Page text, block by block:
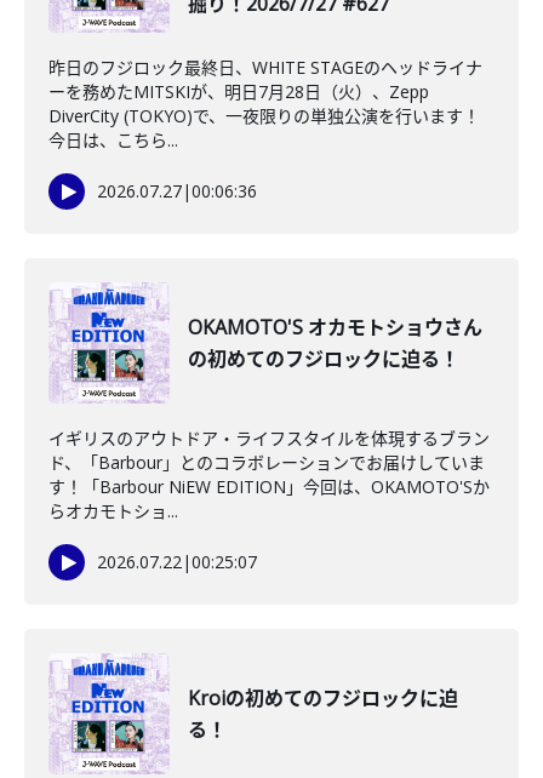
昨日のフジロック最終日、WHITE STAGEのヘッドライナ
ーを務めたMITSKIが、明日7月28日（火）、Zepp
DiverCity (TOKYO)で、一夜限りの単独公演を行います！
今日は、こちら...
2026.07.27|00:06:36
OKAMOTO'S オカモトショウさん
の初めてのフジロックに迫る！
イギリスのアウトドア・ライフスタイルを体現するブラン
ド、「Barbour」とのコラボレーションでお届けしていま
す！「Barbour NiEW EDITION」今回は、OKAMOTO'Sか
らオカモトショ...
2026.07.22|00:25:07
Kroiの初めてのフジロックに迫
る！